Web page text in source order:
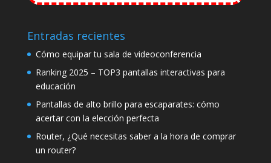
Entradas recientes
Cómo equipar tu sala de videoconferencia
Ranking 2025 – TOP3 pantallas interactivas para
educación
Pantallas de alto brillo para escaparates: cómo
acertar con la elección perfecta
Router, ¿Qué necesitas saber a la hora de comprar
un router?